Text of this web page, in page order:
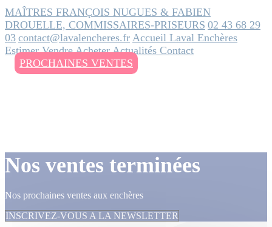
MAÎTRES FRANÇOIS NUGUES & FABIEN
DROUELLE, COMMISSAIRES-PRISEURS 02 43 68 29
03 contact@lavalencheres.fr Accueil Laval Enchères
EstimerVendreAcheterActualités Contact
PROCHAINES VENTES
Nos ventes terminées
Nos prochaines ventes aux enchères
INSCRIVEZ-VOUS A LA NEWSLETTER